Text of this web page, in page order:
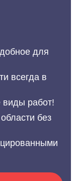
для
всегда в
виды работ!
без